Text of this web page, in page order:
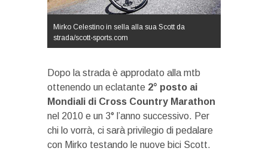
Mirko Celestino in sella alla sua Scott da
strada/scott-sports.com
Dopo la strada è approdato alla mtb
ottenendo un eclatante 2° posto ai
Mondiali di Cross Country Marathon
nel 2010 e un 3° l’anno successivo. Per
chi lo vorrà, ci sarà privilegio di pedalare
con Mirko testando le nuove bici Scott.